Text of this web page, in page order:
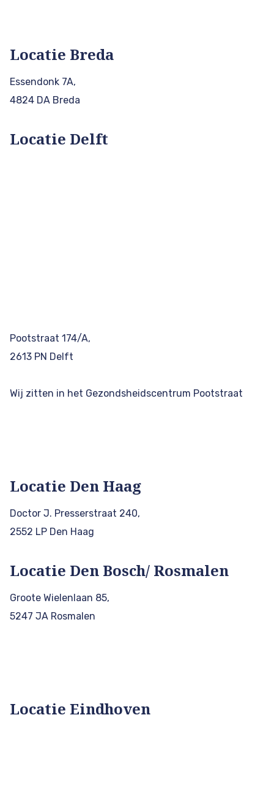
Locatie Breda
Essendonk 7A,
4824 DA Breda
Locatie Delft
Pootstraat 174/A,
2613 PN Delft
Wij zitten in het Gezondsheidscentrum Pootstraat
Locatie Den Haag
Doctor J. Presserstraat 240,
2552 LP Den Haag
Locatie Den Bosch/ Rosmalen
Groote Wielenlaan 85,
5247 JA Rosmalen
Locatie Eindhoven